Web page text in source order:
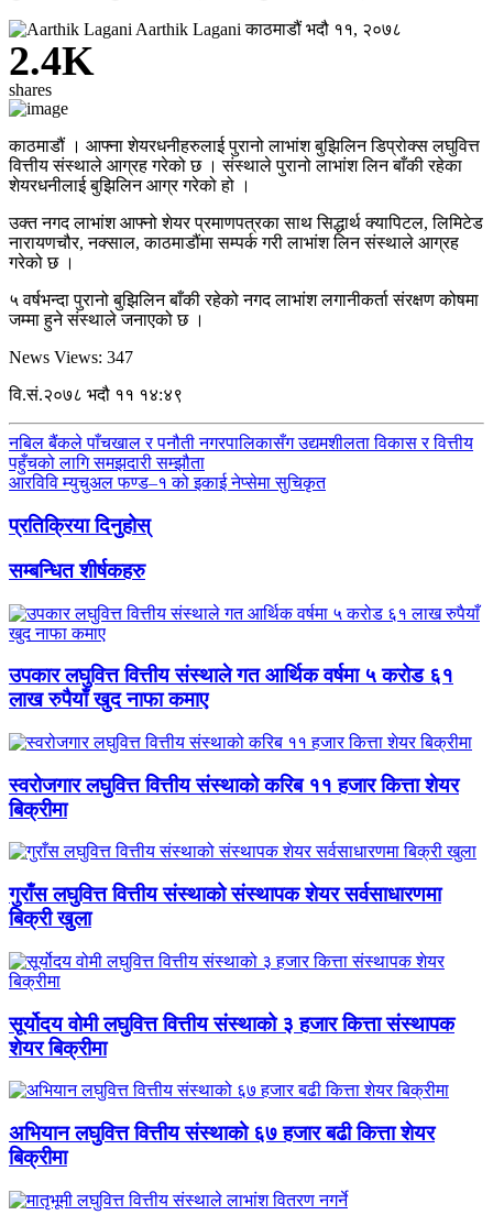
Aarthik Laganiकाठमाडौं भदौ ११, २०७८
2.4K
shares
काठमाडौं । आफ्ना शेयरधनीहरुलाई पुरानो लाभांश बुझिलिन डिप्रोक्स लघुवित्त
वित्तीय संस्थाले आग्रह गरेको छ । संस्थाले पुरानो लाभांश लिन बाँकी रहेका
शेयरधनीलाई बुझिलिन आग्र गरेको हो ।
उक्त नगद लाभांश आफ्नो शेयर प्रमाणपत्रका साथ सिद्धार्थ क्यापिटल, लिमिटेड
नारायणचौर, नक्साल, काठमाडौंमा सम्पर्क गरी लाभांश लिन संस्थाले आग्रह
गरेको छ ।
५ वर्षभन्दा पुरानो बुझिलिन बाँकी रहेको नगद लाभांश लगानीकर्ता संरक्षण कोषमा
जम्मा हुने संस्थाले जनाएको छ ।
News Views: 347
वि.सं.२०७८ भदौ ११ १४:४९
नबिल बैंकले पाँचखाल र पनौती नगरपालिकासँग उद्यमशीलता विकास र वित्तीय
पहुँचको लागि समझदारी सम्झौता
आरविवि म्युचुअल फण्ड–१ को इकाई नेप्सेमा सुचिकृत
प्रतिक्रिया दिनुहोस्
सम्बन्धित शीर्षकहरु
उपकार लघुवित्त वित्तीय संस्थाले गत आर्थिक वर्षमा ५ करोड ६१
लाख रुपैयाँ खुद नाफा कमाए
स्वरोजगार लघुवित्त वित्तीय संस्थाको करिब ११ हजार कित्ता शेयर
बिक्रीमा
गुराँस लघुवित्त वित्तीय संस्थाको संस्थापक शेयर सर्वसाधारणमा
बिक्री खुला
सूर्योदय वोमी लघुवित्त वित्तीय संस्थाको ३ हजार कित्ता संस्थापक
शेयर बिक्रीमा
अभियान लघुवित्त वित्तीय संस्थाको ६७ हजार बढी कित्ता शेयर
बिक्रीमा